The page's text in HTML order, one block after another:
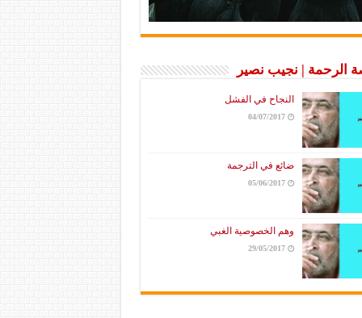
الرحمة | نجيب نصير
النجاح في الفشل
04/07/2017
ضائع في الترجمة
05/06/2017
وهم الخصوصية الغبي
29/05/2017